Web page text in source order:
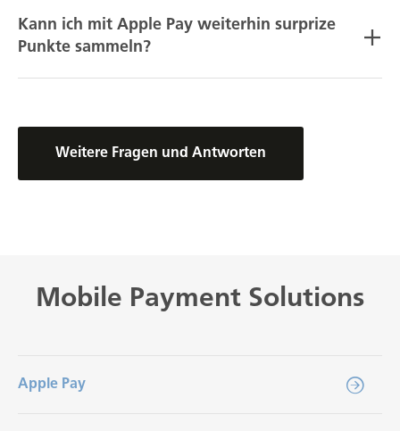
Kann ich mit Apple Pay weiterhin surprize
Punkte sammeln?
Weitere Fragen und Antworten
Mobile Payment Solutions
Apple Pay